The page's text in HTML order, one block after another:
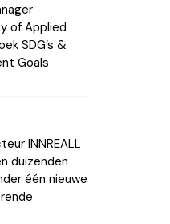
of Applied
SDG’s &
Goals
INNREALL
duizenden
één nieuwe